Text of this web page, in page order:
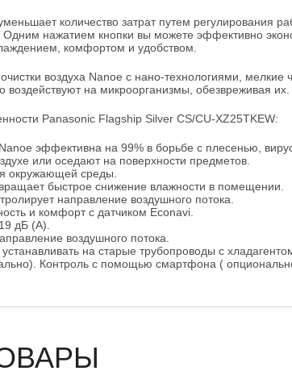
количество затрат путем регулирования
нажатием кнопки вы можете эффективно
комфортом и удобством.
воздуха Nanoe с нано-технологиями, мелкие
на микроорганизмы, обезвреживая их.
Panasonic Flagship Silver CS/CU-XZ25TKEW:
эффективна на 99% в борьбе с плесенью,
или оседают на поверхности предметов.
окружающей среды.
быстрое снижение влажности в помещении.
направление воздушного потока.
и комфорт с датчиком Econavi.
дБ (А).
воздушного потока.
на старые трубопроводы с
Контроль с помощью смартфона (